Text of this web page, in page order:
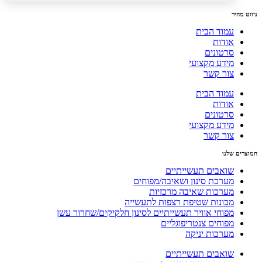
ניווט מהיר
עמוד הבית
אודות
סרטונים
מידע מקצועי
צור קשר
עמוד הבית
אודות
סרטונים
מידע מקצועי
צור קשר
המוצרים שלנו
שואבים תעשייתיים
מערכת סינון ושאיבה/מפוחים
מערכות שאיבה מרכזיות
מכונות שטיפת רצפות לתעשייה
מפוחי אוויר תעשייתיים לסינון חלקיקים/שחרור עשן
מפוחים צנטריפוגליים
מערכות יניקה
שואבים תעשייתיים